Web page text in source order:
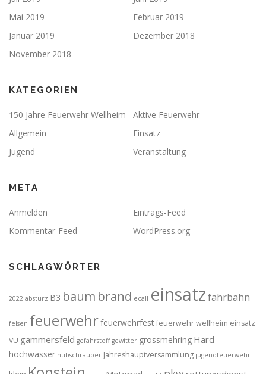
Mai 2019
Februar 2019
Januar 2019
Dezember 2018
November 2018
KATEGORIEN
150 Jahre Feuerwehr Wellheim
Aktive Feuerwehr
Allgemein
Einsatz
Jugend
Veranstaltung
META
Anmelden
Eintrags-Feed
Kommentar-Feed
WordPress.org
SCHLAGWÖRTER
2022 absturz B3 baum brand ecall einsatzfahrbahn
felsen feuerwehrfeuerwehrfest feuerwehr wellheim einsatz
VU gammersfeld gefahrstoff gewitter grossmehring Hard
hochwasser hubschrauber Jahreshauptversammlung jugendfeuerwehr